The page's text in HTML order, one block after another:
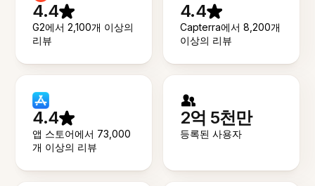
4.4
G2에서 2,100개 이상의
리뷰
4.4
Capterra에서 8,200개
이상의 리뷰
4.4
앱 스토어에서 73,000
개 이상의 리뷰
2억 5천만
등록된 사용자